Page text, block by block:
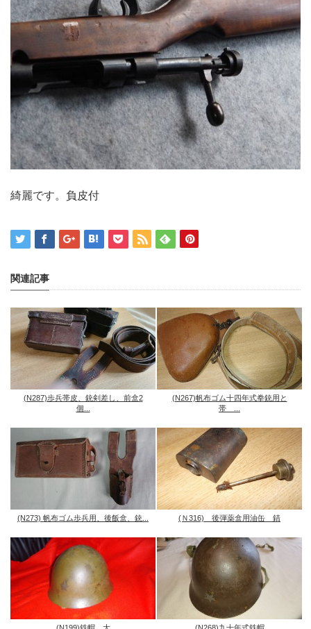
綺麗です。負皮付
関連記事
(N287)歩兵帯皮、銃剣差し、前盒2
個...
(N267)帆布ゴム十四年式拳銃用と
帯 ...
(N273) 帆布ゴム歩兵用、後飯盒、銃... (Ｎ316) 後弾薬盒用油缶 錆